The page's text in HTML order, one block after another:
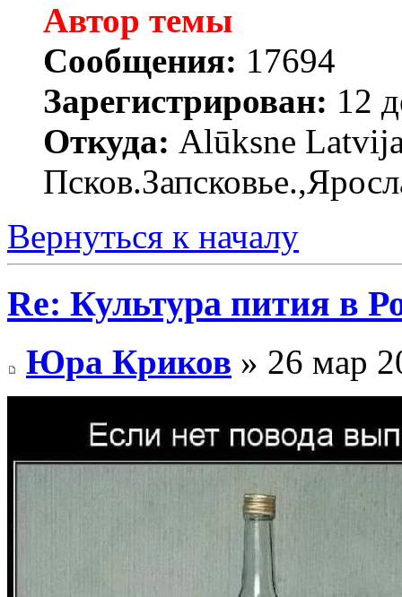
Автор темы
Сообщения: 17694
Зарегистрирован: 12
Откуда: Alūksne
Вернуться к началу
Re: Культура пития в
Юра Криков » 26 мар